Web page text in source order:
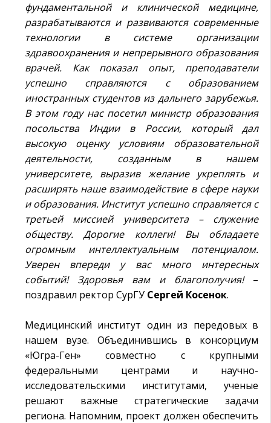
фундаментальной и клинической медицине,
разрабатываются и развиваются современные
технологии в системе организации
здравоохранения и непрерывного образования
врачей. Как показал опыт, преподаватели
успешно справляются с образованием
иностранных студентов из дальнего зарубежья.
В этом году нас посетил министр образования
посольства Индии в России, который дал
высокую оценку условиям образовательной
деятельности, созданным в нашем
университете, выразив желание укреплять и
расширять наше взаимодействие в сфере науки
и образования. Институт успешно справляется с
третьей миссией университета – служение
обществу. Дорогие коллеги! Вы обладаете
огромным интеллектуальным потенциалом.
Уверен впереди у вас много интересных
событий! Здоровья вам и благополучия!–
поздравил ректор СурГУ Сергей Косенок.
Медицинский институт один из передовых в
нашем вузе. Объединившись в консорциум
«Югра-Ген» совместно с крупными
федеральными центрами и научно-
исследовательскими институтами, ученые
решают важные стратегические задачи
региона. Напомним, проект должен обеспечить